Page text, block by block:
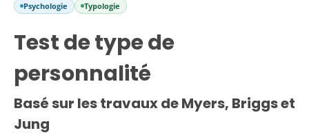
Psychologie Typologie
Test de type de
personnalité
Basé sur les travaux de Myers, Briggs et
Jung